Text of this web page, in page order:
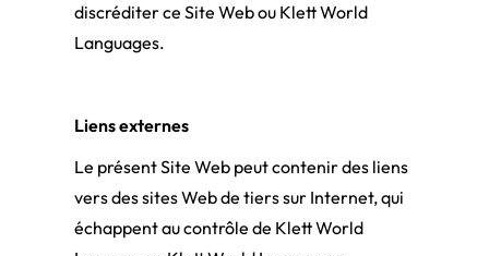
discréditer ce Site Web ou Klett World
Languages.
Liens externes
Le présent Site Web peut contenir des liens
vers des sites Web de tiers sur Internet, qui
échappent au contrôle de Klett World